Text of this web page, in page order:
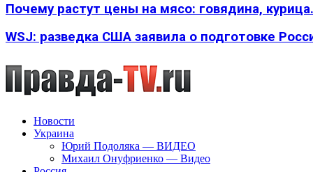
Почему растут цены на мясо: говядина,
WSJ: разведка США заявила о подготовке
Новости
Украина
Юрий Подоляка — ВИДЕО
Михаил Онуфриенко — Видео